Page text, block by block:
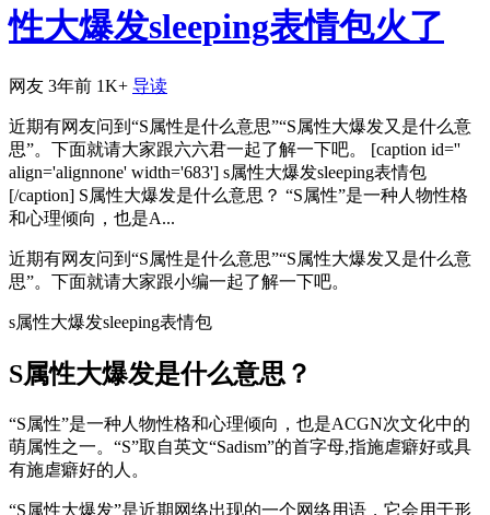
性大爆发sleeping表情包火了
网友 3年前 1K+ 导读
近期有网友问到“S属性是什么意思”“S属性大爆发又是什么意
思”。下面就请大家跟六六君一起了解一下吧。 [caption id=''
align='alignnone' width='683'] s属性大爆发sleeping表情包
[/caption] S属性大爆发是什么意思？ “S属性”是一种人物性格
和心理倾向，也是A...
近期有网友问到“S属性是什么意思”“S属性大爆发又是什么意
思”。下面就请大家跟小编一起了解一下吧。
s属性大爆发sleeping表情包
S属性大爆发是什么意思？
“S属性”是一种人物性格和心理倾向，也是ACGN次文化中的
萌属性之一。“S”取自英文“Sadism”的首字母,指施虐癖好或具
有施虐癖好的人。
“S属性大爆发”是近期网络出现的一个网络用语，它会用于形